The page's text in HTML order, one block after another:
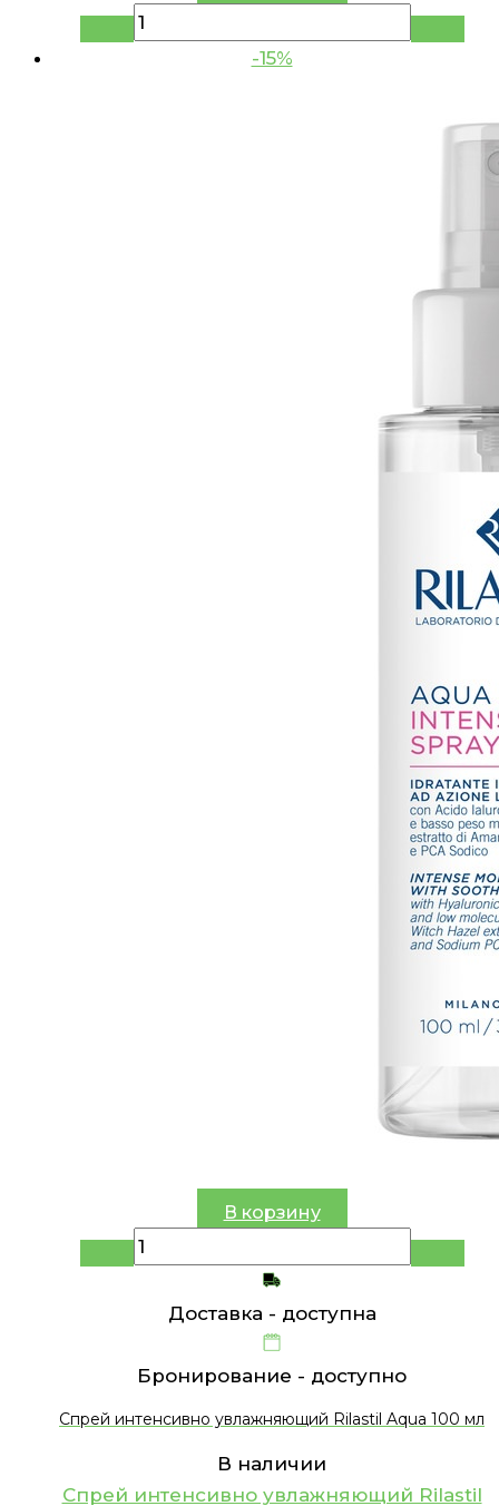
77.81 руб..
66.14 руб..
-15%
В корзину
Доставка - доступна
Бронирование - доступно
Спрей интенсивно увлажняющий Rilastil Aqua 100 мл
В наличии
Спрей интенсивно увлажняющий Rilastil